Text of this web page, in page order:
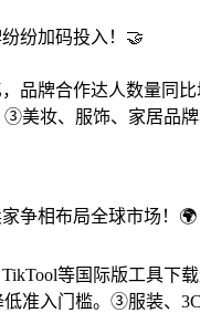
纷加码投入！🤝
品牌合作达人数量同
美妆、服饰、家居品
争相布局全球市场！🌍
等国际版工具下
准入门槛。③服装、